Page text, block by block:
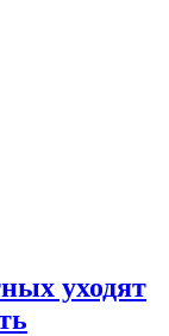
уходят